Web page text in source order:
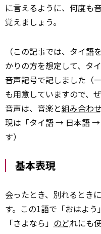
に言えるように、何度も
覚えましょう。
（この記事では、タイ
かりの方を想定して、タ
音声記号で記しました（
も用意していますので、
音声は、音楽と組み合わせ
現は「タイ語 → 日本語 →
す）
基本表現
会ったとき、別れるとき
す。この1語で「おはよう
「さよなら」 のどれにも